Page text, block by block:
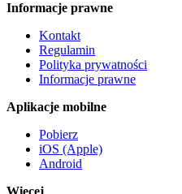
Informacje prawne
Kontakt
Regulamin
Polityka prywatności
Informacje prawne
Aplikacje mobilne
Pobierz
iOS (Apple)
Android